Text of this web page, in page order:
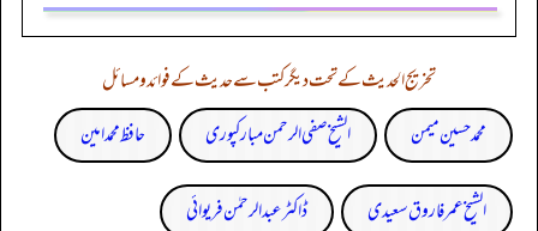
تخریج الحدیث کے تحت دیگر کتب سے حدیث کے فوائد و مسائل
محمد حسین میمن
الشیخ صفی الرحمن مبارکپوری حافظ محمد امین
الشیخ عمر فاروق سعیدی ڈاکٹر عبدالرحمٰن فریوائی